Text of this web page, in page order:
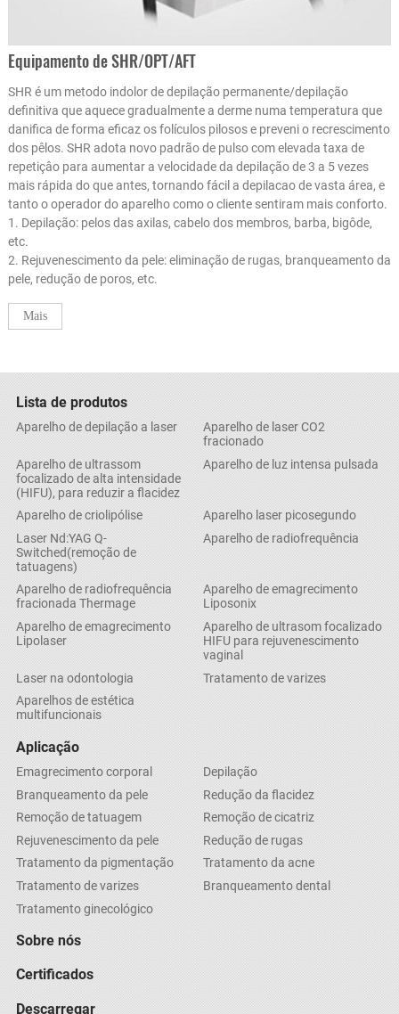
Equipamento de SHR/OPT/AFT
SHR é um metodo indolor de depilação permanente/depilação
definitiva que aquece gradualmente a derme numa temperatura que
danifica de forma eficaz os folículos pilosos e preveni o recrescimento
dos pêlos. SHR adota novo padrão de pulso com elevada taxa de
repetiçâo para aumentar a velocidade da depilação de 3 a 5 vezes
mais rápida do que antes, tornando fácil a depilacao de vasta área, e
tanto o operador do aparelho como o cliente sentiram mais conforto.
1. Depilação: pelos das axilas, cabelo dos membros, barba, bigôde,
etc.
2. Rejuvenescimento da pele: eliminação de rugas, branqueamento da
pele, redução de poros, etc.
Mais
Lista de produtos
Aparelho de depilação a laser
Aparelho de laser CO2
fracionado
Aparelho de ultrassom
focalizado de alta intensidade
(HIFU), para reduzir a flacidez
Aparelho de luz intensa pulsada
Aparelho de criolipólise
Aparelho laser picosegundo
Laser Nd:YAG Q-
Switched(remoção de
tatuagens)
Aparelho de radiofrequência
Aparelho de radiofrequência
fracionada Thermage
Aparelho de emagrecimento
Liposonix
Aparelho de emagrecimento
Lipolaser
Aparelho de ultrasom focalizado
HIFU para rejuvenescimento
vaginal
Laser na odontologia
Tratamento de varizes
Aparelhos de estética
multifuncionais
Aplicação
Emagrecimento corporal
Depilação
Branqueamento da pele
Redução da flacidez
Remoção de tatuagem
Remoção de cicatriz
Rejuvenescimento da pele
Redução de rugas
Tratamento da pigmentação
Tratamento da acne
Tratamento de varizes
Branqueamento dental
Tratamento ginecológico
Sobre nós
Certificados
Descarregar